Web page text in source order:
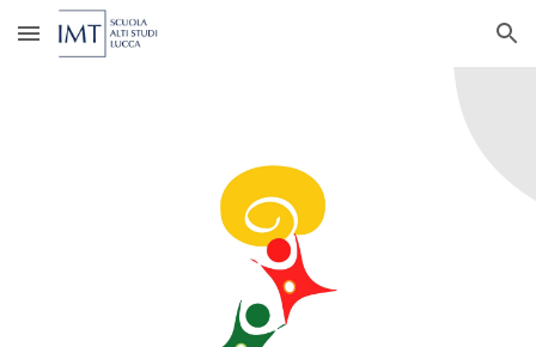
Skip to main content Skip to navigation